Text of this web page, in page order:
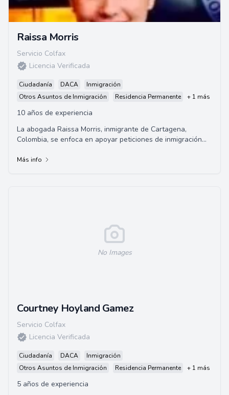
Raissa Morris
Servicio Colfax
Licencia Verificada
Ciudadanía DACA
Inmigración
Otros Asuntos de Inmigración
Residencia Permanente + 1 más
10 años de experiencia
La abogada Raissa Morris, inmigrante de Cartagena,
Colombia, se enfoca en apoyar peticiones de inmigración
Más info
No Images
Courtney Hoyland Gamez
Servicio Colfax
Licencia Verificada
Ciudadanía DACA
Inmigración
Otros Asuntos de Inmigración
Residencia Permanente + 1 más
5 años de experiencia